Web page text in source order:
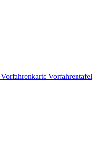
Vorfahrenkarte Vorfahrentafel